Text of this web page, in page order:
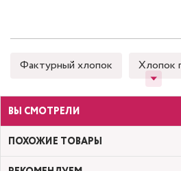
Фактурный хлопок Хлопок
ВЫ СМОТРЕЛИ
ПОХОЖИЕ ТОВАРЫ